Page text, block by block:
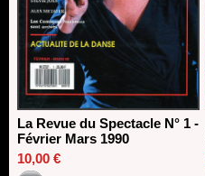
La Revue du Spectacle N° 1 -
Février Mars 1990
10,00 €